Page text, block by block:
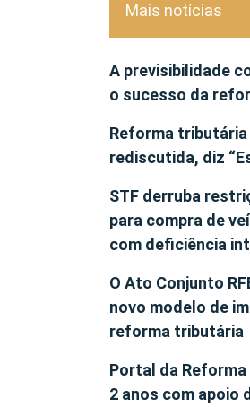
Mais notícias
A previsibilidade
o sucesso da
Reforma tributária
rediscutida, diz
STF derruba
para compra de
com deficiência
O Ato Conjunto
novo modelo de
reforma tributária
Portal da
2 anos com apoio